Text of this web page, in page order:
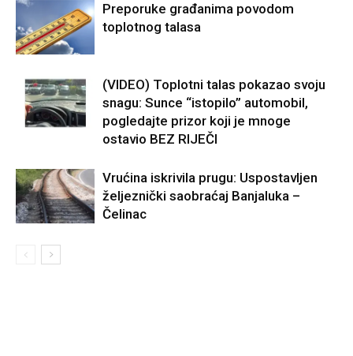
Preporuke građanima povodom
toplotnog talasa
(VIDEO) Toplotni talas pokazao svoju
snagu: Sunce “istopilo” automobil,
pogledajte prizor koji je mnoge
ostavio BEZ RIJEČI
Vrućina iskrivila prugu: Uspostavljen
željeznički saobraćaj Banjaluka –
Čelinac